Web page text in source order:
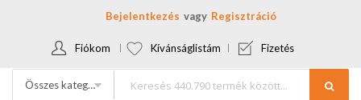
Bejelentkezés Regisztráció
Fiókom Kívánságlistám Fizetés
Összes kategória